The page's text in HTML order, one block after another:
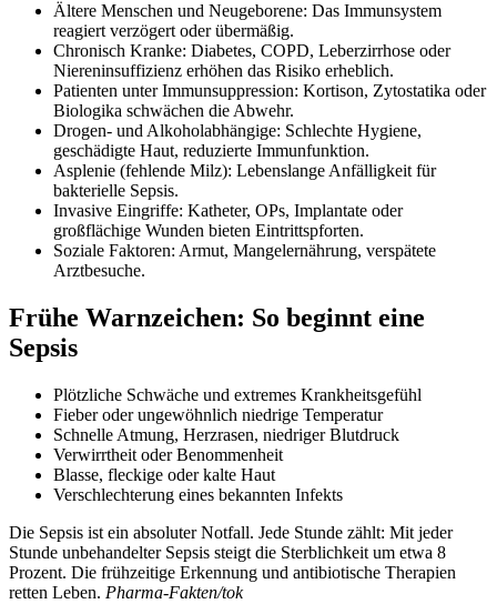
Ältere Menschen und Neugeborene: Das Immunsystem
reagiert verzögert oder übermäßig.
Chronisch Kranke: Diabetes, COPD, Leberzirrhose oder
Niereninsuffizienz erhöhen das Risiko erheblich.
Patienten unter Immunsuppression: Kortison, Zytostatika oder
Biologika schwächen die Abwehr.
Drogen- und Alkoholabhängige: Schlechte Hygiene,
geschädigte Haut, reduzierte Immunfunktion.
Asplenie (fehlende Milz): Lebenslange Anfälligkeit für
bakterielle Sepsis.
Invasive Eingriffe: Katheter, OPs, Implantate oder
großflächige Wunden bieten Eintrittspforten.
Soziale Faktoren: Armut, Mangelernährung, verspätete
Arztbesuche.
Frühe Warnzeichen: So beginnt eine
Sepsis
Plötzliche Schwäche und extremes Krankheitsgefühl
Fieber oder ungewöhnlich niedrige Temperatur
Schnelle Atmung, Herzrasen, niedriger Blutdruck
Verwirrtheit oder Benommenheit
Blasse, fleckige oder kalte Haut
Verschlechterung eines bekannten Infekts
Die Sepsis ist ein absoluter Notfall. Jede Stunde zählt: Mit jeder
Stunde unbehandelter Sepsis steigt die Sterblichkeit um etwa 8
Prozent. Die frühzeitige Erkennung und antibiotische Therapien
retten Leben. Pharma-Fakten/tok